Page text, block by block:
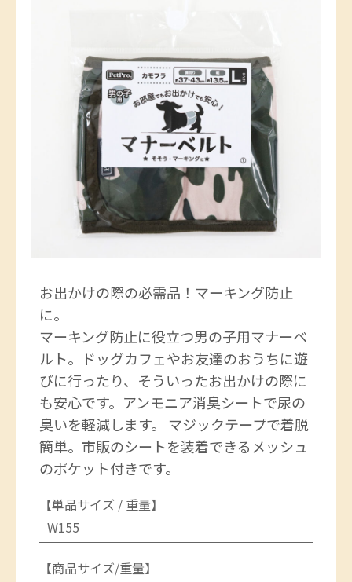
お出かけの際の必需品！マーキング防止
に。
マーキング防止に役立つ男の子用マナーベ
ルト。ドッグカフェやお友達のおうちに遊
びに行ったり、そういったお出かけの際に
も安心です。アンモニア消臭シートで尿の
臭いを軽減します。 マジックテープで着脱
簡単。市販のシートを装着できるメッシュ
のポケット付きです。
【単品サイズ / 重量】
W155
【商品サイズ/重量】